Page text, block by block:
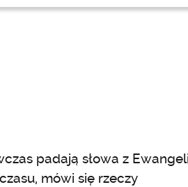
padają słowa z
mówi się rzeczy